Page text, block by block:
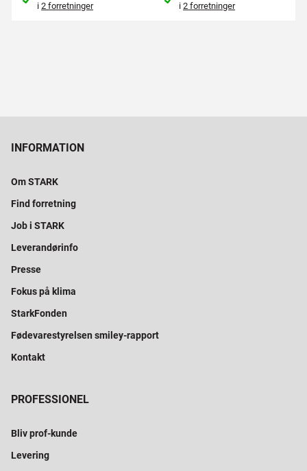
i2 forretninger
i2 forretninger
INFORMATION
Om STARK
Find forretning
Job i STARK
Leverandørinfo
Presse
Fokus på klima
StarkFonden
Fødevarestyrelsen smiley-rapport
Kontakt
PROFESSIONEL
Bliv prof-kunde
Levering